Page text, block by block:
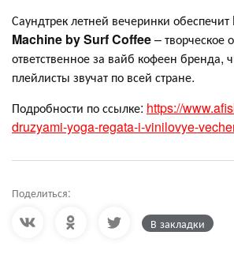
Саундтрек летней вечеринки обеспечит
Machine by Surf Coffee– творческое
ответственное за вайб кофеен бренда,
плейлисты звучат по всей стране.
Подробности по ссылке: https://
druzyami-yoga-regata-i-vinilovye-
Поделиться:
В закладки